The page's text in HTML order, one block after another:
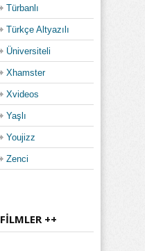
Türbanlı
Türkçe Altyazılı
Üniversiteli
Xhamster
Xvideos
Yaşlı
Youjizz
Zenci
++